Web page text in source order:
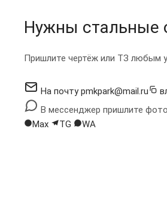
Нужны стальные
Пришлите чертёж или ТЗ любым
На почту pmkpark@mail.ru
В мессенджер пришлите
Max
TG WA